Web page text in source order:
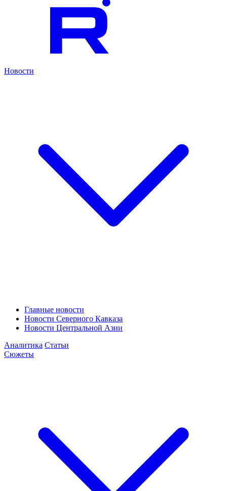
Новости
Главные новости
Новости Северного Кавказа
Новости Центральной Азии
Аналитика Статьи
Сюжеты